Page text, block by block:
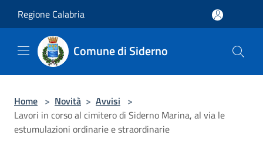
Regione Calabria
Comune di Siderno
Home > Novità > Avvisi >
Lavori in corso al cimitero di Siderno Marina, al via le
estumulazioni ordinarie e straordinarie